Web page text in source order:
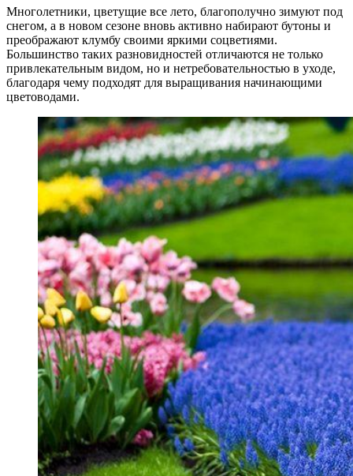
Многолетники, цветущие все лето, благополучно зимуют под
снегом, а в новом сезоне вновь активно набирают бутоны и
преображают клумбу своими яркими соцветиями.
Большинство таких разновидностей отличаются не только
привлекательным видом, но и нетребовательностью в уходе,
благодаря чему подходят для выращивания начинающими
цветоводами.